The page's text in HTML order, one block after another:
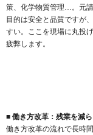
策、化学物質管理…。元
目的は安全と品質ですが
すい。ここを現場に丸投
疲弊します。
■ 働き方改革：残業を減
働き方改革の流れで長時